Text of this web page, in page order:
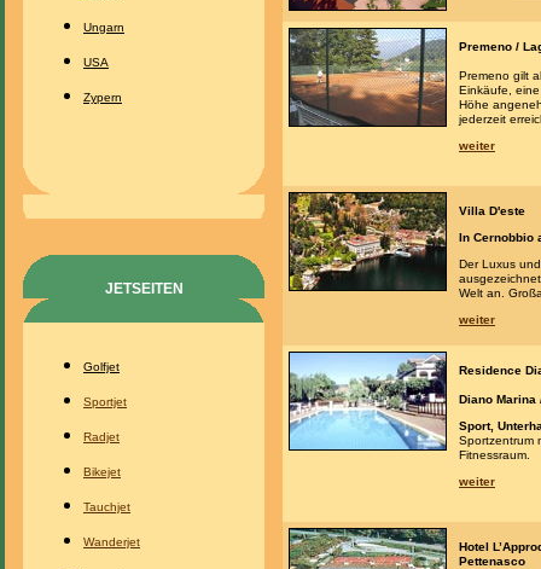
Ungarn
USA
Zypern
JETSEITEN
Golfjet
Sportjet
Radjet
Bikejet
Tauchjet
Wanderjet
Premeno /
Premeno gilt
Einkäufe,
Höhe
jederzeit
weiter
Villa D'este
In Cernobbio
Der Luxus
Welt an.
weiter
Residence
Diano
Sport,
Sportzentrum
Fitnessraum.
weiter
Hotel
Pettenasco